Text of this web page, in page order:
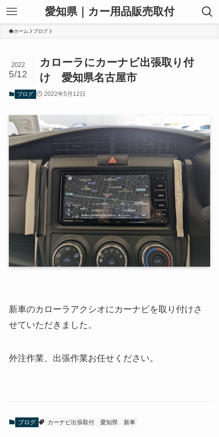
愛知県｜カー用品販売取付
ホーム ブログ
カローラにカーナビ出張取り付
け 愛知県名古屋市
2022
5/12
ブログ 2022年5月12日
新車のカローラアクシオにカーナビを取り付けさ
せていただきました。
外注作業、出張作業お任せください。
ブログ カーナビ出張取付 愛知県 新車